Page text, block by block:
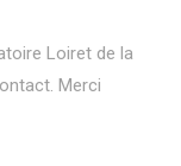
Loiret de la
Merci